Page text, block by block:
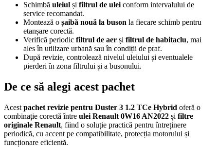
Schimbă uleiul și filtrul de ulei conform intervalului de
service recomandat.
Montează o șaibă nouă la buson la fiecare schimb pentru
etanșare corectă.
Verifică periodic filtrul de aer și filtrul de habitaclu, mai
ales în utilizare urbană sau în condiții de praf.
După revizie, controlează nivelul uleiului și eventualele
pierderi în zona filtrului și a busonului.
De ce să alegi acest pachet
Acest pachet revizie pentru Duster 3 1.2 TCe Hybrid oferă o
combinație corectă între ulei Renault 0W16 AN2022 și filtre
originale Renault, fiind o soluție practică pentru întreținere
periodică, cu accent pe compatibilitate, protecția motorului și
funcționare eficientă.